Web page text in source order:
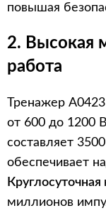
повышая
2. Высокая
работа
Тренажер
от 600 до 1200
составляет
обеспечивает
миллионов